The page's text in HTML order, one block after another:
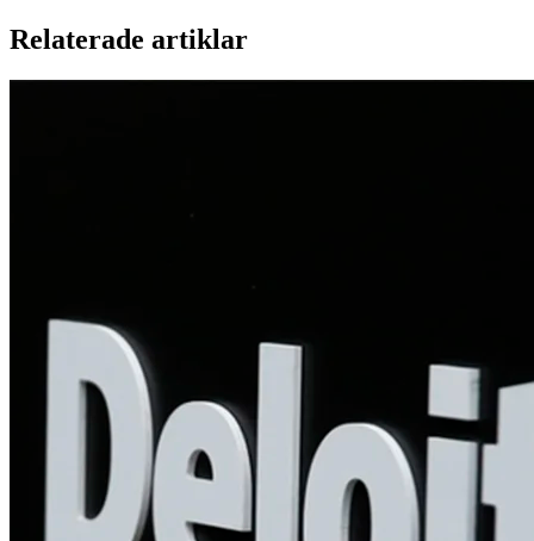
Relaterade artiklar